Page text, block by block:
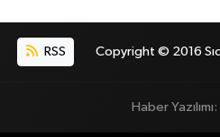
RSS Copyright © 2016
Haber Yazılımı: